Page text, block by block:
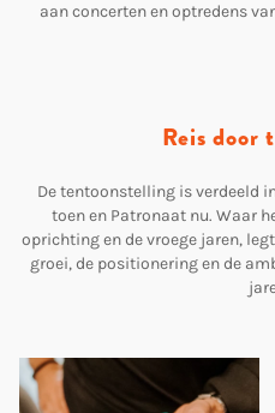
aan concerten en optredens
Reis door
De tentoonstelling is verdeeld
toen en Patronaat nu. Waar
oprichting en de vroege jaren,
groei, de positionering en de